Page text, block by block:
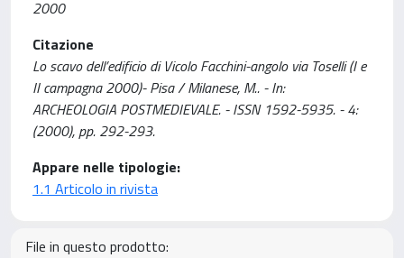
2000
Citazione
Lo scavo dell’edificio di Vicolo Facchini-angolo via Toselli (I e
II campagna 2000)- Pisa / Milanese, M.. - In:
ARCHEOLOGIA POSTMEDIEVALE. - ISSN 1592-5935. - 4:
(2000), pp. 292-293.
Appare nelle tipologie:
1.1 Articolo in rivista
File in questo prodotto: